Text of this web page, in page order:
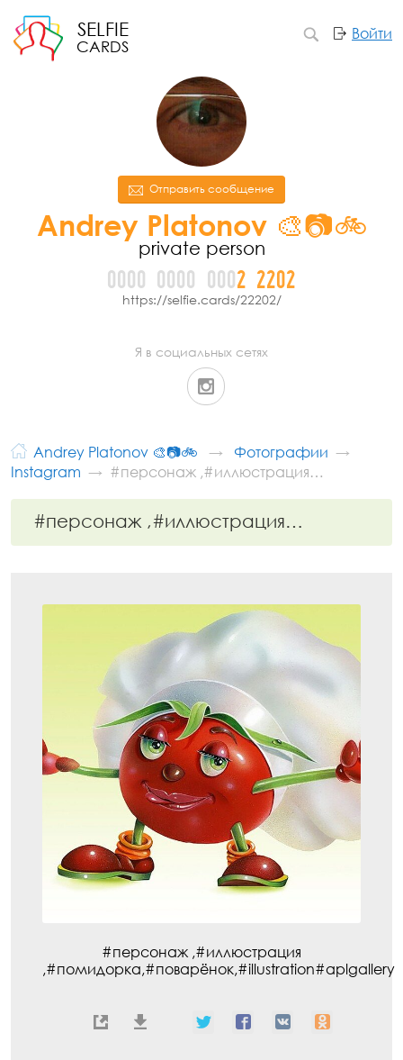
SELFIE
CARDS
Войти
Отправить сообщение
Andrey Platonov 🎨📷🚲
private person
0000 0000 0002 2202
https://selfie.cards/22202/
Я в социальных сетях
Andrey Platonov 🎨📷🚲
Фотографии
Instagram
#персонаж ,#иллюстрация…
#персонаж ,#иллюстрация…
#персонаж ,#иллюстрация
,#помидорка,#поварёнок,#illustration#aplgallery